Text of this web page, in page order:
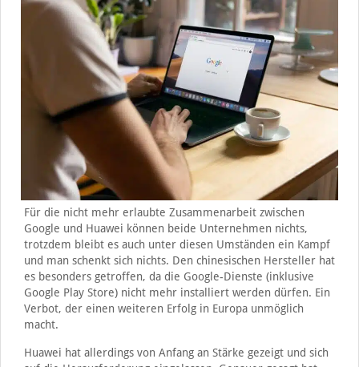
Für die nicht mehr erlaubte Zusammenarbeit zwischen
Google und Huawei können beide Unternehmen nichts,
trotzdem bleibt es auch unter diesen Umständen ein Kampf
und man schenkt sich nichts. Den chinesischen Hersteller hat
es besonders getroffen, da die Google-Dienste (inklusive
Google Play Store) nicht mehr installiert werden dürfen. Ein
Verbot, der einen weiteren Erfolg in Europa unmöglich
macht.
Huawei hat allerdings von Anfang an Stärke gezeigt und sich